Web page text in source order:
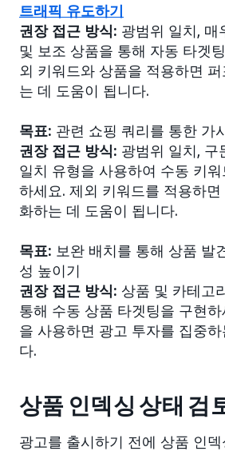
트래픽 유도하기
권장 접근 방식: 광범위 일치, 매
및 보조 상품을 통해 자동 타겟
외 키워드와 상품을 적용하면
는 데 도움이 됩니다.
목표: 관련 쇼핑 쿼리를 통한 가
권장 접근 방식: 광범위 일치, 구
일치 유형을 사용하여 수동 키
하세요. 제외 키워드를 적용하
화하는 데 도움이 됩니다.
목표: 보완 배치를 통해 상품 발
성 높이기
권장 접근 방식: 상품 및 카테고
통해 수동 상품 타겟팅을 구현
을 사용하면 광고 투자를 집중
다.
상품 인덱싱 상태 검
광고를 출시하기 전에 상품 인